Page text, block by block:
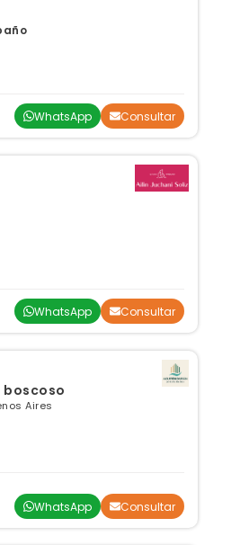
WhatsApp Consultar
WhatsApp Consultar
boscoso
Aires
WhatsApp Consultar